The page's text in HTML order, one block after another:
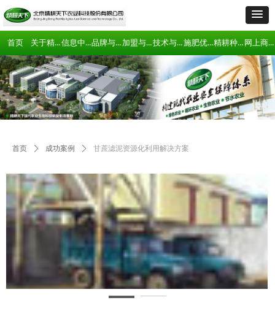
首页 关于精耕天下 信息中心 品牌与产品 加盟与合作 技术与项目合作 施肥优化技术 精耕种植俱乐部 网上商城
首页 ꄲ 成功案例 ꄲ 甘蔗滤泥资源化利用解决方案